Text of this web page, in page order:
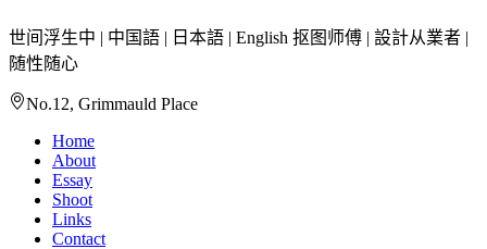
世间浮生中 | 中国語 | 日本語 | English 抠图师傅 | 設計从業者 |
随性随心
No.12, Grimmauld Place
Home
About
Essay
Shoot
Links
Contact